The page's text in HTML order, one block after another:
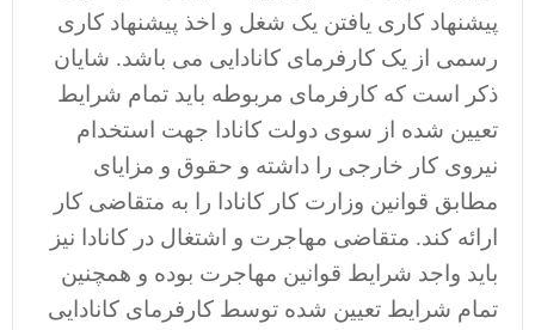
پیشنهاد کاری یافتن یک شغل و اخذ پیشنهاد کاری
رسمی از یک کارفرمای کانادایی می باشد. شایان
ذکر است که کارفرمای مربوطه باید تمام شرایط
تعیین شده از سوی دولت کانادا جهت استخدام
نیروی کار خارجی را داشته و حقوق و مزایای
مطابق قوانین وزارت کار کانادا را به متقاضی کار
ارائه کند. متقاضی مهاجرت و اشتغال در کانادا نیز
باید واجد شرایط قوانین مهاجرت بوده و همچنین
تمام شرایط تعیین شده توسط کارفرمای کانادایی